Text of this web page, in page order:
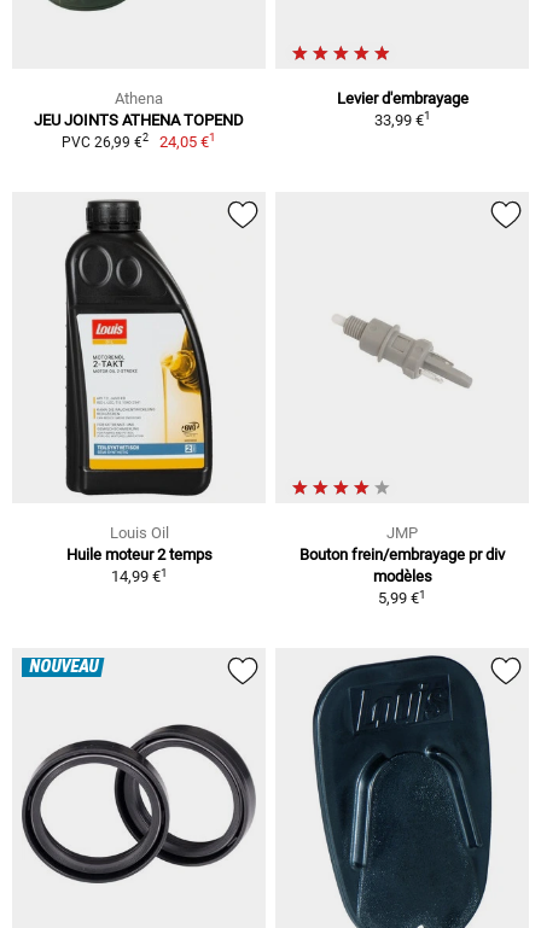
Athena
JEU JOINTS ATHENA TOPEND
PVC 26,99 €2 24,05 €1
Levier d'embrayage
33,99 €1
Louis Oil
Huile moteur 2 temps
14,99 €1
JMP
Bouton frein/embrayage pr div
modèles
5,99 €1
NOUVEAU